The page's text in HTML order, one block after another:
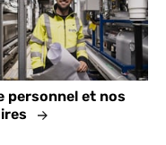
personnel et nos